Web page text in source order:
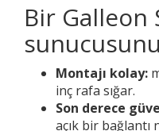
Bir Galleon
Montajı kolay:
inç rafa sığar.
Son derece
açık bir bağlantı